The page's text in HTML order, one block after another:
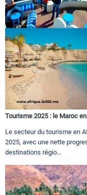
Tourisme 2025 : le Maroc
Le secteur du tourisme en
2025, avec une nette
destinations régio...